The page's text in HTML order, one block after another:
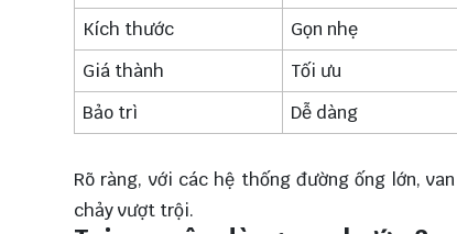
Kích thước
Gọn nhẹ
Giá thành
Tối ưu
Bảo trì
Dễ dàng
Rõ ràng, với các hệ thống đường ống lớn,
chảy vượt trội.